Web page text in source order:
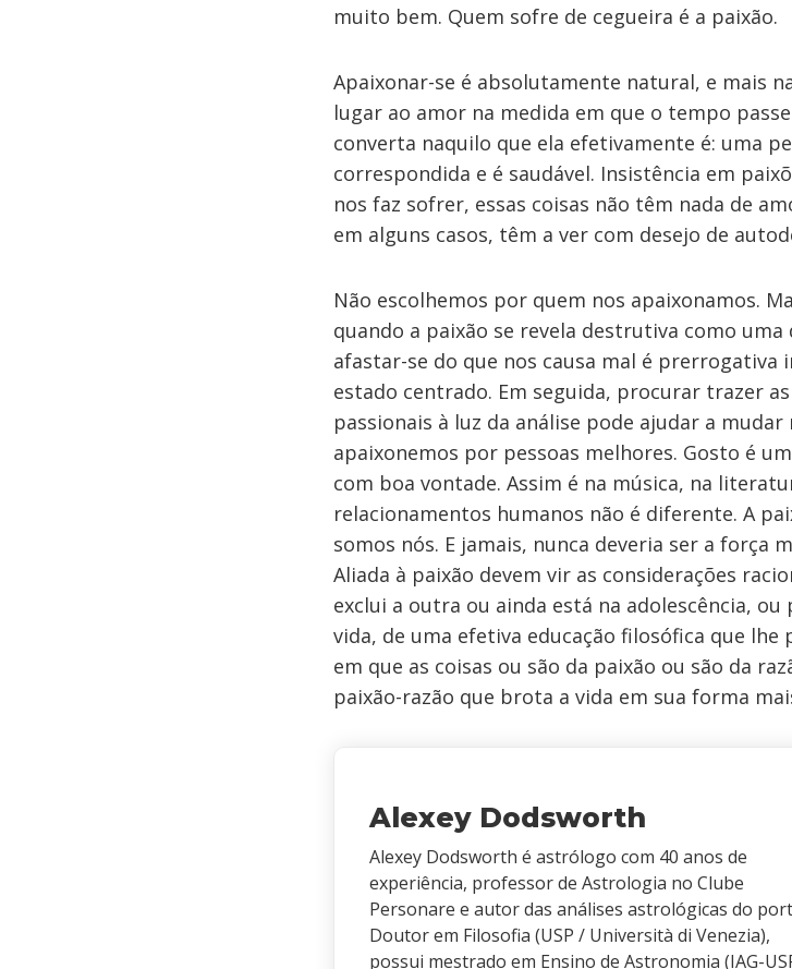
muito bem. Quem sofre de cegueira é a paixão.
Apaixonar-se é absolutamente natural, e mais
lugar ao amor na medida em que o tempo
converta naquilo que ela efetivamente é: uma
correspondida e é saudável. Insistência em
nos faz sofrer, essas coisas não têm nada de
em alguns casos, têm a ver com desejo de
Não escolhemos por quem nos apaixonamos.
quando a paixão se revela destrutiva como
afastar-se do que nos causa mal é
estado centrado. Em seguida, procurar trazer
passionais à luz da análise pode ajudar a
apaixonemos por pessoas melhores. Gosto é
com boa vontade. Assim é na música, na
relacionamentos humanos não é diferente. A
somos nós. E jamais, nunca deveria ser a força
Aliada à paixão devem vir as considerações
exclui a outra ou ainda está na adolescência, ou
vida, de uma efetiva educação filosófica que
em que as coisas ou são da paixão ou são da
paixão-razão que brota a vida em sua forma
Alexey Dodsworth
Alexey Dodsworth é astrólogo com 40 anos de
experiência, professor de Astrologia no Clube
Personare e autor das análises astrológicas do
Doutor em Filosofia (USP / Università di Venezia),
possui mestrado em Ensino de Astronomia (IAG-